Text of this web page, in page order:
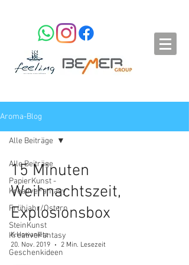
Aroma-Blog
Alle Beiträge
PapierKunst -
KreativeFantasy
Frühjahr/Ostern
SteinKunst
KreativeFantasy
Geschenkideen
Alle Beiträge
15 Minuten
Weihnachtszeit,
Explosionsbox
K.Howanietz
20. Nov. 2019
2 Min. Lesezeit